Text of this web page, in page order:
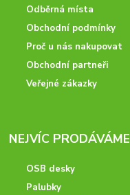
Odběrná místa
Obchodní podmínky
Proč u nás nakupovat
Obchodní partneři
Veřejné zákazky
NEJVÍC PRODÁVÁME
OSB desky
Palubky